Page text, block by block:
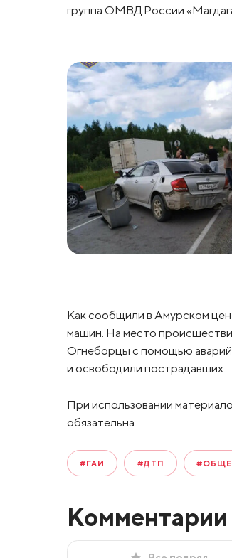
группа ОМВД России
Как сообщили в Амурском
машин. На место
Огнеборцы с помощью
и освободили пострадавших.
При использовании
обязательна.
#ГАИ #ДТП
Комментарии